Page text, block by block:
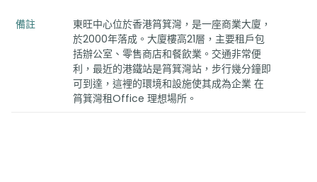
備註
東旺中心位於香港筲箕灣，是一座商業大廈，
於2000年落成。大廈樓高21層，主要租戶包
括辦公室、零售商店和餐飲業。交通非常便
利，最近的港鐵站是筲箕灣站，步行幾分鐘即
可到達，這裡的環境和設施使其成為企業 在
筲箕灣租Office 理想場所。